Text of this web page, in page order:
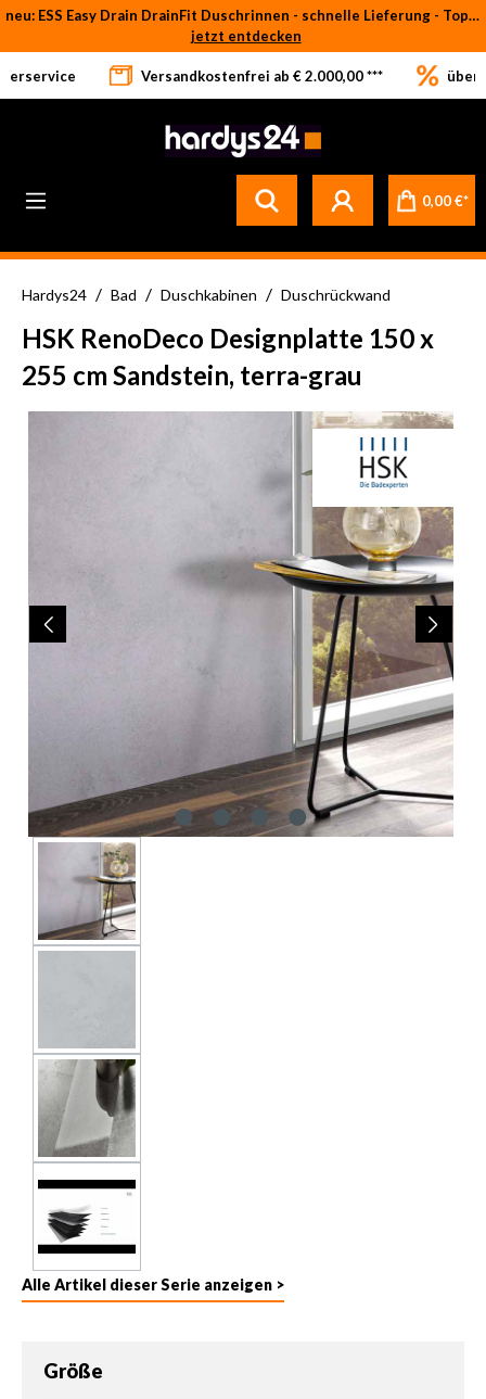
Zum Hauptinhalt springen
neu: ESS Easy Drain DrainFit Duschrinnen - schnelle Lieferung - Top-Preise
jetzt entdecken
Betrifft ausschließlich bei Bestellware-Fliesen: aufgrund der Werksferien in Italien und Spanien kommt es zu Verzögerungen bei der Verladung. Sämtliche Lagerware (sofort verfügbar) sowie alle anderen Produktgruppen versenden wir weiterhin regulär
Versandkostenfrei ab € 2.000,00 *** über
0,00 €*
Hardys24 / Bad / Duschkabinen / Duschrückwand
HSK RenoDeco Designplatte 150 x
255 cm Sandstein, terra-grau
Alle Artikel dieser Serie anzeigen >
Größe